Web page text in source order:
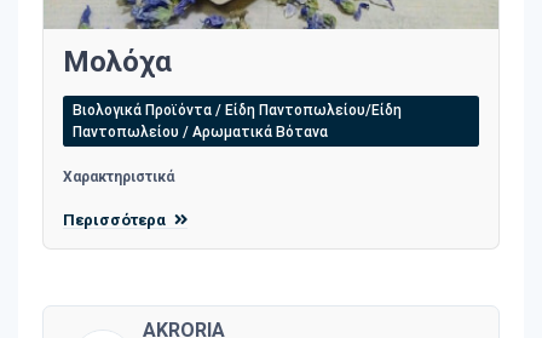
Μολόχα
Βιολογικά Προϊόντα / Είδη Παντοπωλείου/Είδη
Παντοπωλείου / Αρωματικά Βότανα
Χαρακτηριστικά
Περισσότερα
AKRORIA